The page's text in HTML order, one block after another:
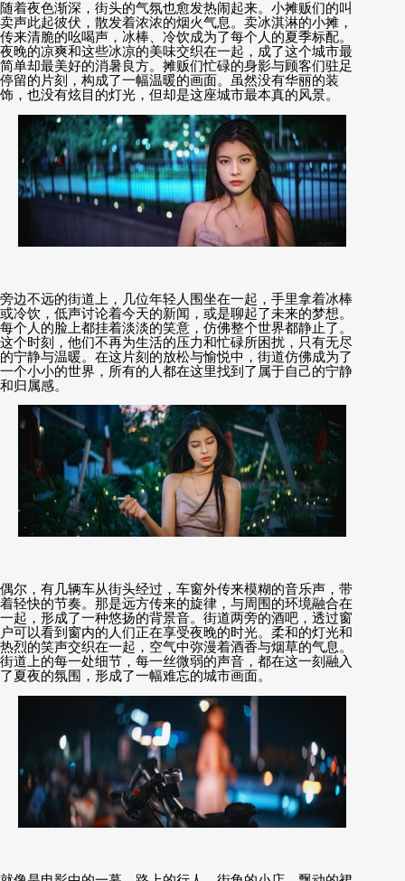
随着夜色渐深，街头的气氛也愈发热闹起来。小摊贩们的叫
卖声此起彼伏，散发着浓浓的烟火气息。卖冰淇淋的小摊，
传来清脆的吆喝声，冰棒、冷饮成为了每个人的夏季标配。
夜晚的凉爽和这些冰凉的美味交织在一起，成了这个城市最
简单却最美好的消暑良方。摊贩们忙碌的身影与顾客们驻足
停留的片刻，构成了一幅温暖的画面。虽然没有华丽的装
饰，也没有炫目的灯光，但却是这座城市最本真的风景。
旁边不远的街道上，几位年轻人围坐在一起，手里拿着冰棒
或冷饮，低声讨论着今天的新闻，或是聊起了未来的梦想。
每个人的脸上都挂着淡淡的笑意，仿佛整个世界都静止了。
这个时刻，他们不再为生活的压力和忙碌所困扰，只有无尽
的宁静与温暖。在这片刻的放松与愉悦中，街道仿佛成为了
一个小小的世界，所有的人都在这里找到了属于自己的宁静
和归属感。
偶尔，有几辆车从街头经过，车窗外传来模糊的音乐声，带
着轻快的节奏。那是远方传来的旋律，与周围的环境融合在
一起，形成了一种悠扬的背景音。街道两旁的酒吧，透过窗
户可以看到窗内的人们正在享受夜晚的时光。柔和的灯光和
热烈的笑声交织在一起，空气中弥漫着酒香与烟草的气息。
街道上的每一处细节，每一丝微弱的声音，都在这一刻融入
了夏夜的氛围，形成了一幅难忘的城市画面。